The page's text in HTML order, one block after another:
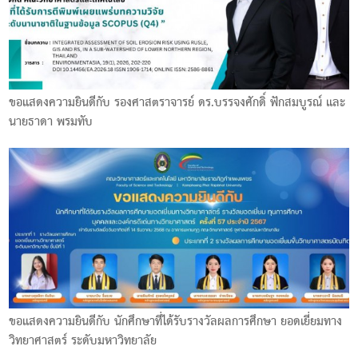
ขอแสดงความยินดีกับ รองศาสตราจารย์ ดร.บรรจงศักดิ์ ฟักสมบูรณ์ และ
นายธาดา พรมทับ
ขอแสดงความยินดีกับ นักศึกษาที่ได้รับรางวัลผลการศึกษา ยอดเยี่ยมทาง
วิทยาศาสตร์ ระดับมหาวิทยาลัย